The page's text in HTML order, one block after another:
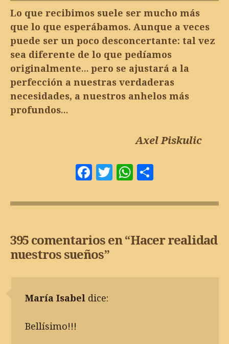
Lo que recibimos suele ser mucho más
que lo que esperábamos. Aunque a veces
puede ser un poco desconcertante: tal vez
sea diferente de lo que pedíamos
originalmente… pero se ajustará a la
perfección a nuestras verdaderas
necesidades, a nuestros anhelos más
profundos…
Axel Piskulic
Facebook
Twitter
WhatsApp
395 comentarios en “Hacer realidad
nuestros sueños”
María Isabel dice:
Bellísimo!!!